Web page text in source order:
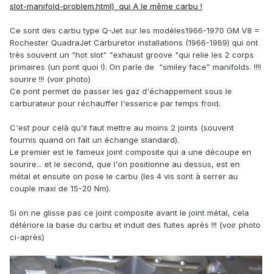
slot-manifold-problem.html) qui A le même carbu !
Ce sont des carbu type Q-Jet sur les modèles1966-1970 GM V8 =
Rochester QuadraJet Carburetor installations (1966-1969) qui ont
très souvent un “hot slot” "exhaust groove "qui relie les 2 corps
primaires (un pont quoi !). On parle de “smiley face” manifolds. !!!!
sourire !!! (voir photo)
Ce pont permet de passer les gaz d'échappement sous le
carburateur pour réchauffer l'essence par temps froid.
C'est pour celà qu'il faut mettre au moins 2 joints (souvent
fournis quand on fait un échange standard).
Le premier est le fameux joint composite qui a une découpe en
sourire... et le second, que l'on positionne au dessus, est en
métal et ensuite on pose le carbu (les 4 vis sont à serrer au
couple maxi de 15-20 Nm).
Si on ne glisse pas ce joint composite avant le joint métal, cela
détériore la base du carbu et induit des fuites après !!! (voir photo
ci-après)